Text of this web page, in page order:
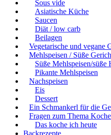
Sous vide
Asiatische Küche
Saucen
Diät / low carb
Beilagen
Vegetarische und vegane
Mehlspeisen / Süße
Süße Mehlspeisen/süße
Pikante Mehlspeisen
Nachspeisen
Eis
Dessert
Ein Schmankerl für die
Fragen zum Thema
Das koche ich heute
Backrezepte